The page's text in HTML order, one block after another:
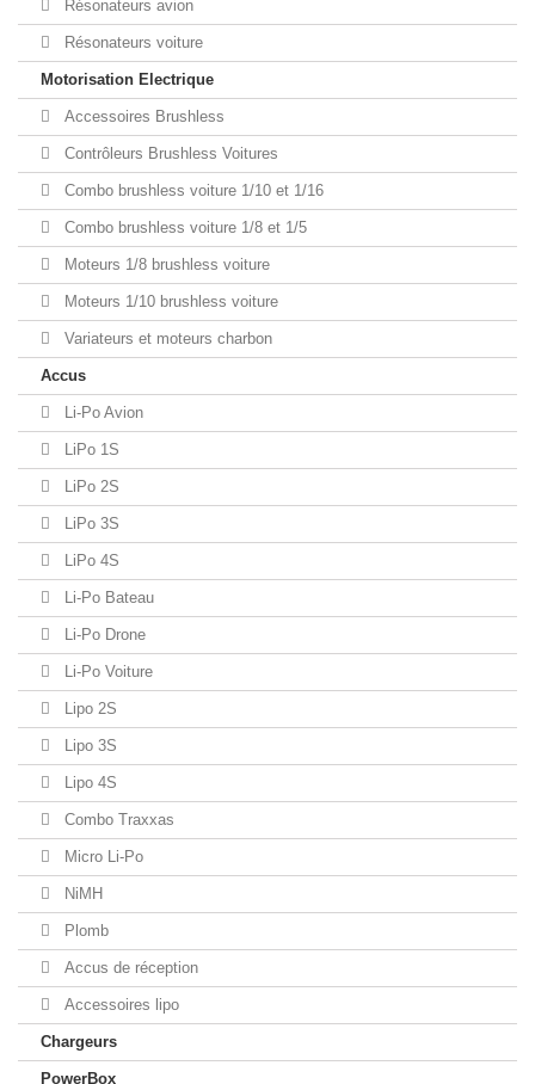
Résonateurs avion
Résonateurs voiture
Motorisation Electrique
Accessoires Brushless
Contrôleurs Brushless Voitures
Combo brushless voiture 1/10 et 1/16
Combo brushless voiture 1/8 et 1/5
Moteurs 1/8 brushless voiture
Moteurs 1/10 brushless voiture
Variateurs et moteurs charbon
Accus
Li-Po Avion
LiPo 1S
LiPo 2S
LiPo 3S
LiPo 4S
Li-Po Bateau
Li-Po Drone
Li-Po Voiture
Lipo 2S
Lipo 3S
Lipo 4S
Combo Traxxas
Micro Li-Po
NiMH
Plomb
Accus de réception
Accessoires lipo
Chargeurs
PowerBox